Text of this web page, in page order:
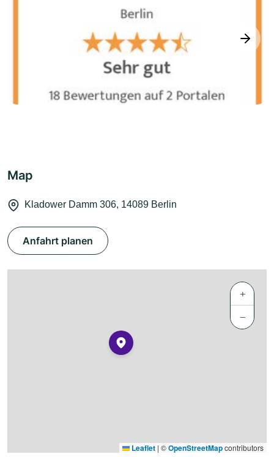
next
Map
Kladower Damm 306, 14089 Berlin
Anfahrt planen
+
−
Leaflet | ©OpenStreetMapcontributors